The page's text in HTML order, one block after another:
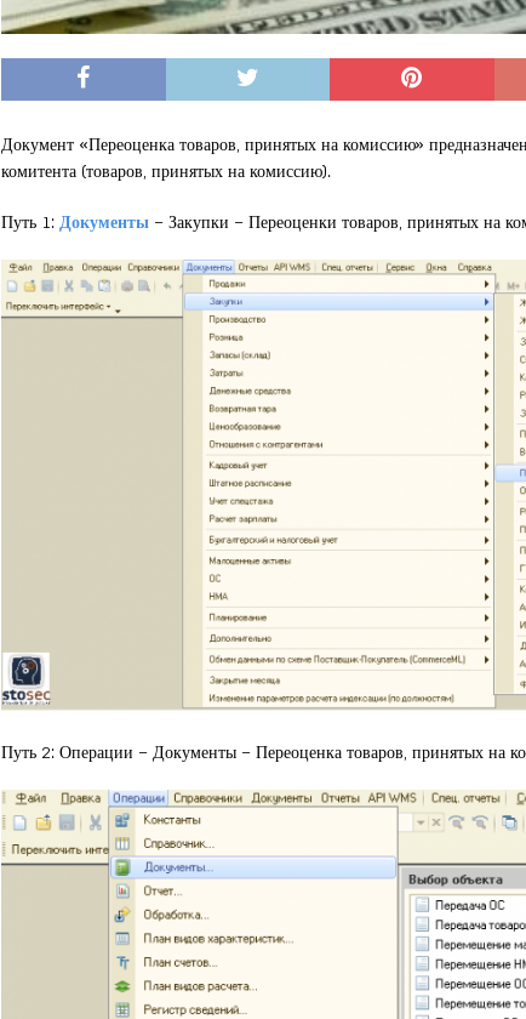
Документ «Переоценка товаров, принятых на комиссию»
комитента (товаров, принятых на комиссию).
Путь 1:Документы– Закупки – Переоценки товаров, принятых на
Путь 2: Операции – Документы – Переоценка товаров, принятых на